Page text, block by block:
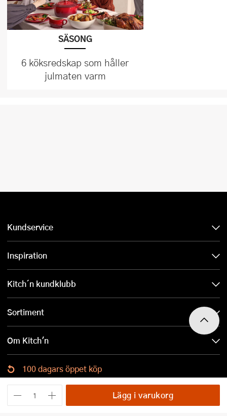
Lägg i varukorg
SÄSONG
6 köksredskap som håller
julmaten varm
Kundservice
Inspiration
Kitch´n kundklubb
Sortiment
Om Kitch'n
100 dagars öppet köp
Ladda ned Kitch´n-appen